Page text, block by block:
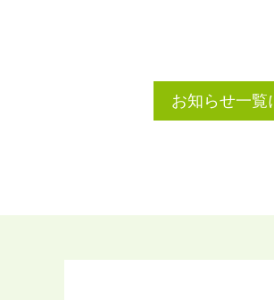
お知らせ一覧